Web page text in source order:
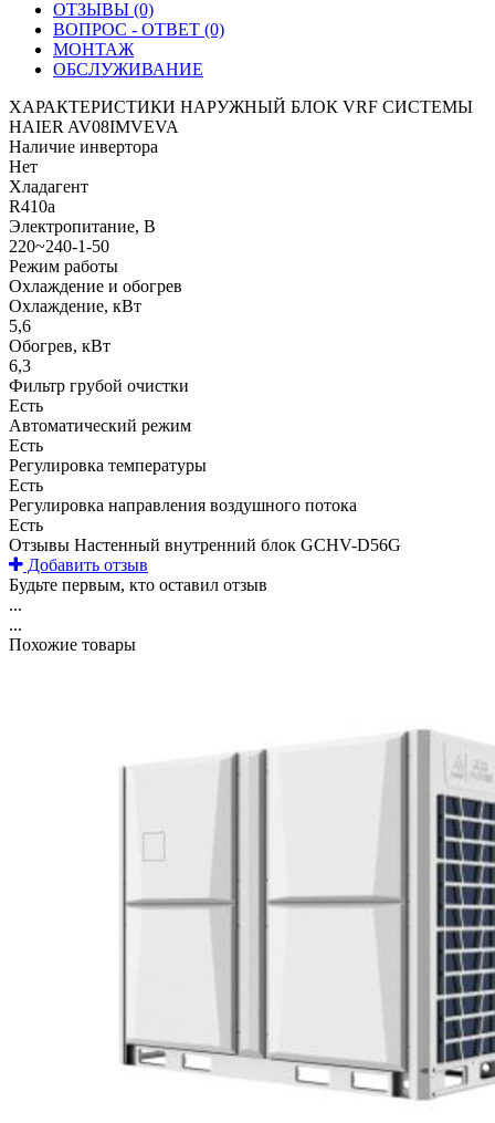
ОТЗЫВЫ (0)
ВОПРОС - ОТВЕТ (0)
МОНТАЖ
ОБСЛУЖИВАНИЕ
ХАРАКТЕРИСТИКИ НАРУЖНЫЙ БЛОК VRF СИСТЕМЫ
HAIER AV08IMVEVA
Наличие инвертора
Нет
Хладагент
R410a
Электропитание, В
220~240-1-50
Режим работы
Охлаждение и обогрев
Охлаждение, кВт
5,6
Обогрев, кВт
6,3
Фильтр грубой очистки
Есть
Автоматический режим
Есть
Регулировка температуры
Есть
Регулировка направления воздушного потока
Есть
Отзывы Настенный внутренний блок GCHV-D56G
Добавить отзыв
Будьте первым, кто оставил отзыв
...
...
Похожие товары